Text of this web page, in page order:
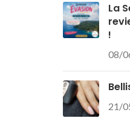
La
!
08/
21/